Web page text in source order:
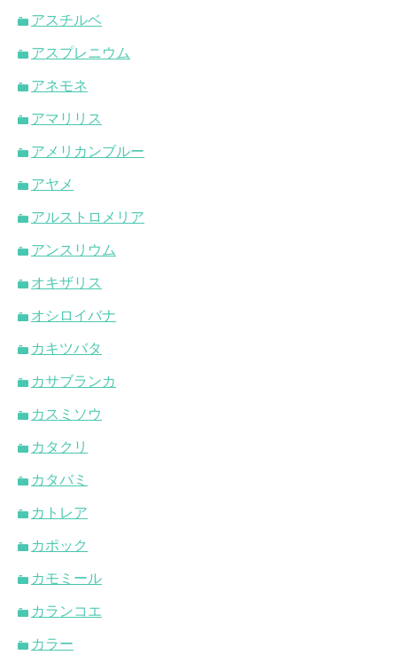
アスチルベ
アスプレニウム
アネモネ
アマリリス
アメリカンブルー
アヤメ
アルストロメリア
アンスリウム
オキザリス
オシロイバナ
カキツバタ
カサブランカ
カスミソウ
カタクリ
カタバミ
カトレア
カポック
カモミール
カランコエ
カラー